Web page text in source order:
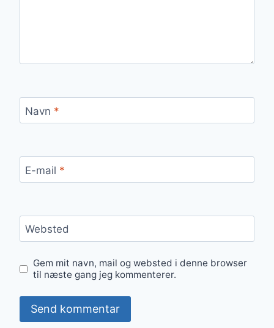
Navn *
E-mail *
Websted
Gem mit navn, mail og websted i denne browser
til næste gang jeg kommenterer.